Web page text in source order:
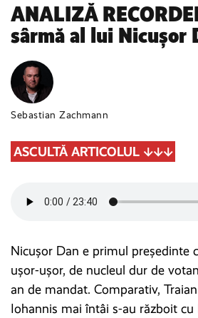
ANALIZĂ
sârmă al lui Nicușor
Sebastian Zachmann
ASCULTĂ ARTICOLUL ↓↓↓
Nicușor Dan e primul președinte
ușor-ușor, de nucleul dur de
an de mandat. Comparativ,
Iohannis mai întâi s-au războit